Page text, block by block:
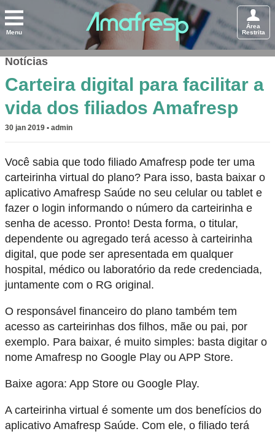
Menu
Área
Restrita
Notícias
Carteira digital para facilitar a
vida dos filiados Amafresp
30 jan 2019 • admin
Você sabia que todo filiado Amafresp pode ter uma
carteirinha virtual do plano? Para isso, basta baixar o
aplicativo Amafresp Saúde no seu celular ou tablet e
fazer o login informando o número da carteirinha e
senha de acesso. Pronto! Desta forma, o titular,
dependente ou agregado terá acesso à carteirinha
digital, que pode ser apresentada em qualquer
hospital, médico ou laboratório da rede credenciada,
juntamente com o RG original.
O responsável financeiro do plano também tem
acesso as carteirinhas dos filhos, mãe ou pai, por
exemplo. Para baixar, é muito simples: basta digitar o
nome Amafresp no Google Play ou APP Store.
Baixe agora: App Store ou Google Play.
A carteirinha virtual é somente um dos benefícios do
aplicativo Amafresp Saúde. Com ele, o filiado terá